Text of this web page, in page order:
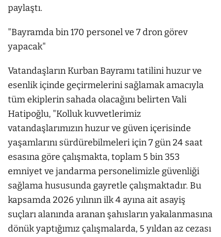
paylaştı.
"Bayramda bin 170 personel ve 7 dron görev
yapacak"
Vatandaşların Kurban Bayramı tatilini huzur ve
esenlik içinde geçirmelerini sağlamak amacıyla
tüm ekiplerin sahada olacağını belirten Vali
Hatipoğlu, "Kolluk kuvvetlerimiz
vatandaşlarımızın huzur ve güven içerisinde
yaşamlarını sürdürebilmeleri için 7 gün 24 saat
esasına göre çalışmakta, toplam 5 bin 353
emniyet ve jandarma personelimizle güvenliği
sağlama hususunda gayretle çalışmaktadır. Bu
kapsamda 2026 yılının ilk 4 ayına ait asayiş
suçları alanında aranan şahısların yakalanmasına
dönük yaptığımız çalışmalarda, 5 yıldan az cezası